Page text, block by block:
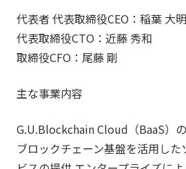
代表者 代表取締役CEO：稲葉 大明
代表取締役CTO：近藤 秀和
取締役CFO：尾藤 剛
主な事業内容
G.U.Blockchain Cloud（BaaS）
ブロックチェーン基盤を活用し